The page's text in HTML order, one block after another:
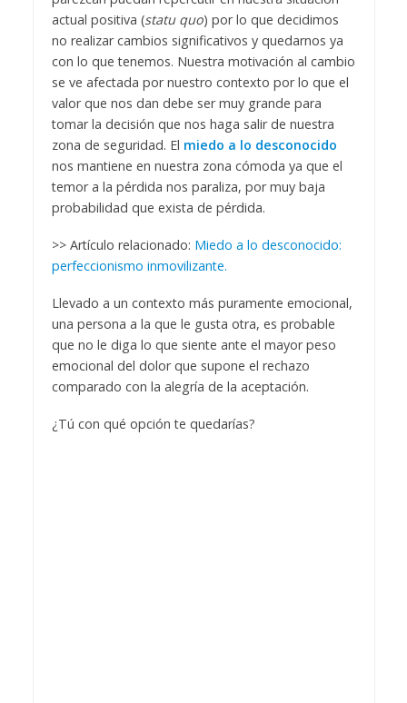
actual positiva (statu quo) por lo que decidimos
no realizar cambios significativos y quedarnos ya
con lo que tenemos. Nuestra motivación al cambio
se ve afectada por nuestro contexto por lo que el
valor que nos dan debe ser muy grande para
tomar la decisión que nos haga salir de nuestra
zona de seguridad. El miedo a lo desconocido
nos mantiene en nuestra zona cómoda ya que el
temor a la pérdida nos paraliza, por muy baja
probabilidad que exista de pérdida.
>> Artículo relacionado: Miedo a lo desconocido:
perfeccionismo inmovilizante.
Llevado a un contexto más puramente emocional,
una persona a la que le gusta otra, es probable
que no le diga lo que siente ante el mayor peso
emocional del dolor que supone el rechazo
comparado con la alegría de la aceptación.
¿Tú con qué opción te quedarías?